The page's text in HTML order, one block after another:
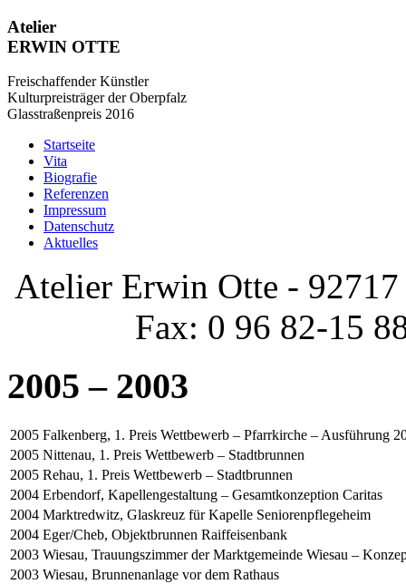
Atelier
ERWIN OTTE
Freischaffender Künstler
Kulturpreisträger der Oberpfalz
Glasstraßenpreis 2016
Startseite
Vita
Biografie
Referenzen
Impressum
Datenschutz
Aktuelles
Atelier Erwin Otte - 92717
Fax: 0 96 82-15
2005 – 2003
2005 Falkenberg, 1. Preis Wettbewerb – Pfarrkirche – Ausführung
2005 Nittenau, 1. Preis Wettbewerb – Stadtbrunnen
2005 Rehau, 1. Preis Wettbewerb – Stadtbrunnen
2004 Erbendorf, Kapellengestaltung – Gesamtkonzeption Caritas
2004 Marktredwitz, Glaskreuz für Kapelle Seniorenpflegeheim
2004 Eger/Cheb, Objektbrunnen Raiffeisenbank
2003 Wiesau, Trauungszimmer der Marktgemeinde Wiesau –
2003 Wiesau, Brunnenanlage vor dem Rathaus